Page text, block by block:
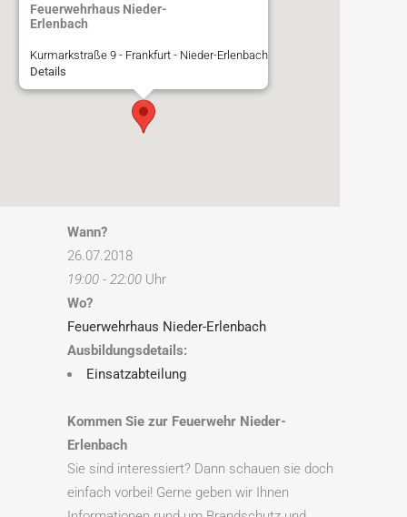
Feuerwehrhaus Nieder-
Erlenbach
Kurmarkstraße 9 - Frankfurt - Nieder-Erlenbach
Details
Wann?
26.07.2018
19:00 - 22:00 Uhr
Wo?
Feuerwehrhaus Nieder-Erlenbach
Ausbildungsdetails:
Einsatzabteilung
Kommen Sie zur Feuerwehr Nieder-
Erlenbach
Sie sind interessiert? Dann schauen sie doch
einfach vorbei! Gerne geben wir Ihnen